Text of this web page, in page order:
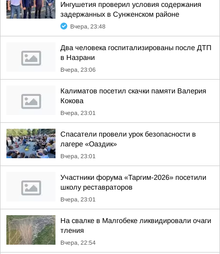
Ингушетия проверил условия содержания
задержанных в Сунженском районе
Вчера, 23:48
Два человека госпитализированы после ДТП
в Назрани
Вчера, 23:06
Калиматов посетил скачки памяти Валерия
Кокова
Вчера, 23:01
Спасатели провели урок безопасности в
лагере «Оаздик»
Вчера, 23:01
Участники форума «Таргим-2026» посетили
школу реставраторов
Вчера, 23:01
На свалке в Малгобеке ликвидировали очаги
тления
Вчера, 22:54